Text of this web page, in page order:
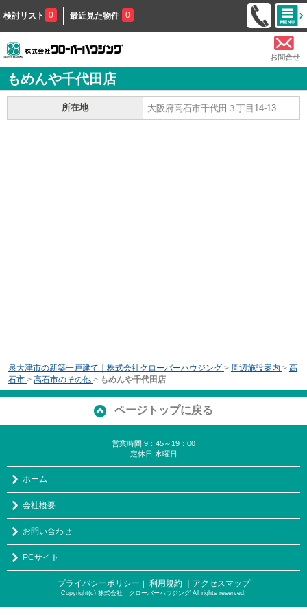
検討リスト 0 最近見た物件 0
お問合せ
もめんや千代田店
所在地 大阪府高石市千代田３丁目14-13
泉大津市の新築一戸建て｜株式会社クローバーハウジング > 周辺施設案内 > 高
石市 > 高石市のその他 > もめんや千代田店
ページトップに戻る
営業時間:9：45～19：00
定休日:水曜日
ホーム
会社概要
お問い合わせ
PCサイト
プライバシーポリシー ｜ 利用規約 ｜アクセスマップ
Copyright(c) 株式会社 クローバーハウジング All rights reserved.